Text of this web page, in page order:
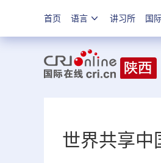
首页 语言 讲习所 国
世界共享中